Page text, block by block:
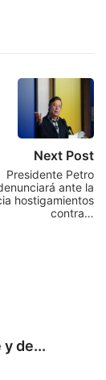
Next Post
Presidente Petro
ante la
hostigamientos
contra…
de...